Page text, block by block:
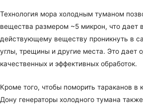
Технология мора холодным туманом
вещества размером ~5 микрон, что дает
действующему веществу проникнуть в
углы, трещины и другие места. Это дает
качественных и эффективных обработок.
Кроме того, чтобы поморить тараканов в
Дону генераторы холодного тумана